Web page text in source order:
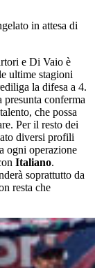
in attesa di
e Di Vaio è
ultime stagioni
la difesa a 4.
conferma
che possa
Per il resto dei
diversi profili
ogni operazione
Italiano.
soprattutto da
resta che